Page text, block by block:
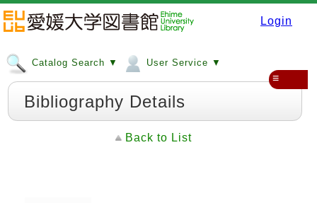
Login
Catalog Search ▼ User Service ▼
≡
Bibliography Details
Back to List